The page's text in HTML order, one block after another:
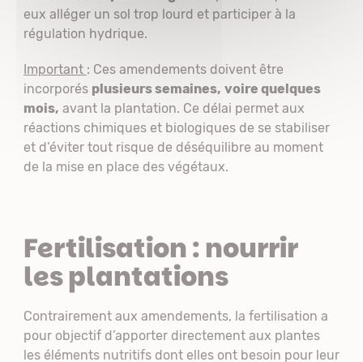
eux alléger un sol trop lourd et participer à la
régulation hydrique.
Important : Ces amendements doivent être
incorporés plusieurs semaines, voire quelques
mois, avant la plantation. Ce délai permet aux
réactions chimiques et biologiques de se stabiliser
et d’éviter tout risque de déséquilibre au moment
de la mise en place des végétaux.
Fertilisation : nourrir
les plantations
Contrairement aux amendements, la fertilisation a
pour objectif d’apporter directement aux plantes
les éléments nutritifs dont elles ont besoin pour leur